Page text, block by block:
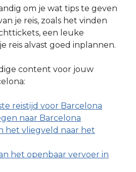
om je wat tips te geven
je reis, zoals het vinden
een leuke
reis alvast goed inplannen.
content voor jouw
reistijd voor Barcelona
naar Barcelona
het vliegveld naar het
het openbaar vervoer in